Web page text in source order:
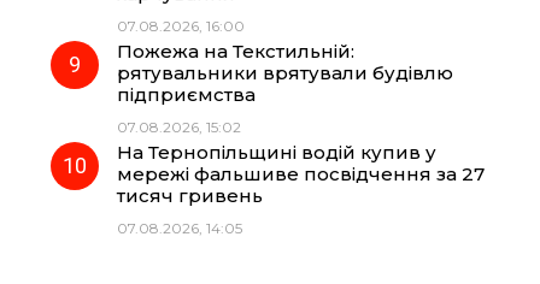
07.08.2026, 16:00
Пожежа на Текстильній:
рятувальники врятували будівлю
підприємства
07.08.2026, 15:02
На Тернопільщині водій купив у
мережі фальшиве посвідчення за 27
тисяч гривень
07.08.2026, 14:05